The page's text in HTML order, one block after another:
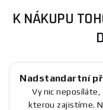
K NÁKUPU
Nadstandartní
Vy nic neposíláte,
kterou zajistíme.